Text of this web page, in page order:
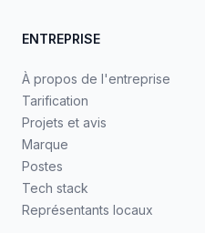
ENTREPRISE
À propos de l'entreprise
Tarification
Projets et avis
Marque
Postes
Tech stack
Représentants locaux